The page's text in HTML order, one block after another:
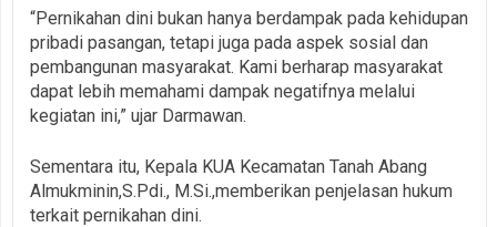
“Pernikahan dini bukan hanya berdampak pada kehidupan
pribadi pasangan, tetapi juga pada aspek sosial dan
pembangunan masyarakat. Kami berharap masyarakat
dapat lebih memahami dampak negatifnya melalui
kegiatan ini,” ujar Darmawan.
Sementara itu, Kepala KUA Kecamatan Tanah Abang
Almukminin,S.Pdi., M.Si.,memberikan penjelasan hukum
terkait pernikahan dini.